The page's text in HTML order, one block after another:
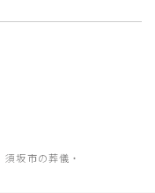
坂市の葬儀・